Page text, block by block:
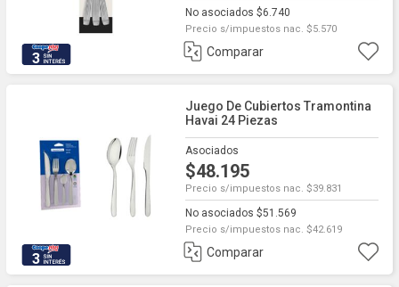
3
No asociados $6.740
Precio s/impuestos nac. $5.570
Comparar
3
Juego De Cubiertos Tramontina
Havai 24 Piezas
Asociados
$48.195
Precio s/impuestos nac. $39.831
No asociados $51.569
Precio s/impuestos nac. $42.619
Comparar